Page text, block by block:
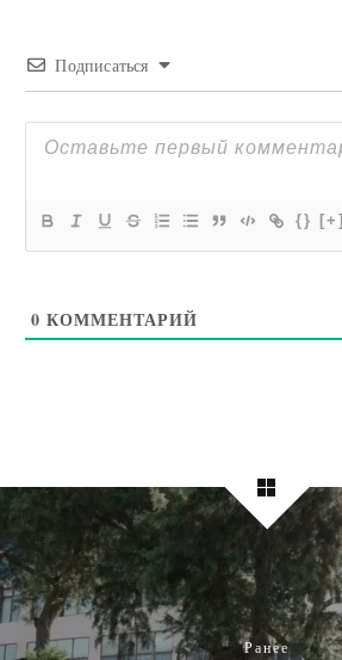
Подписаться
{} [+]
0 КОММЕНТАРИЙ
Ранее